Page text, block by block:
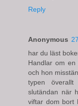
Reply
Anonymous
har du läst
Handlar om
och hon
typen
slutändan när
viftar dom bort